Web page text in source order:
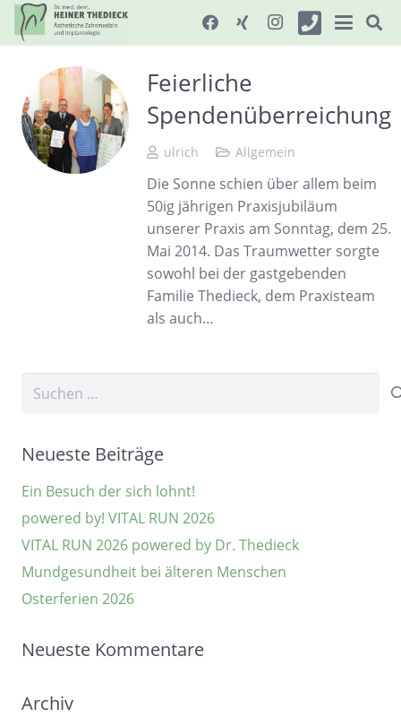
Feierliche
Spendenüberreichung
ulrich Allgemein
Die Sonne schien über allem beim
50ig jährigen Praxisjubiläum
unserer Praxis am Sonntag, dem 25.
Mai 2014. Das Traumwetter sorgte
sowohl bei der gastgebenden
Familie Thedieck, dem Praxisteam
als auch…
Suchen
nach:
Neueste Beiträge
Ein Besuch der sich lohnt!
powered by! VITAL RUN 2026
VITAL RUN 2026 powered by Dr. Thedieck
Mundgesundheit bei älteren Menschen
Osterferien 2026
Neueste Kommentare
Archiv